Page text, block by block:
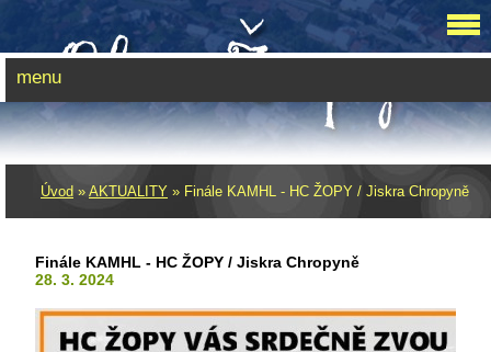
Úvod » AKTUALITY » Finále KAMHL - HC ŽOPY / Jiskra Chropyně
Finále KAMHL - HC ŽOPY / Jiskra Chropyně
28. 3. 2024
menu